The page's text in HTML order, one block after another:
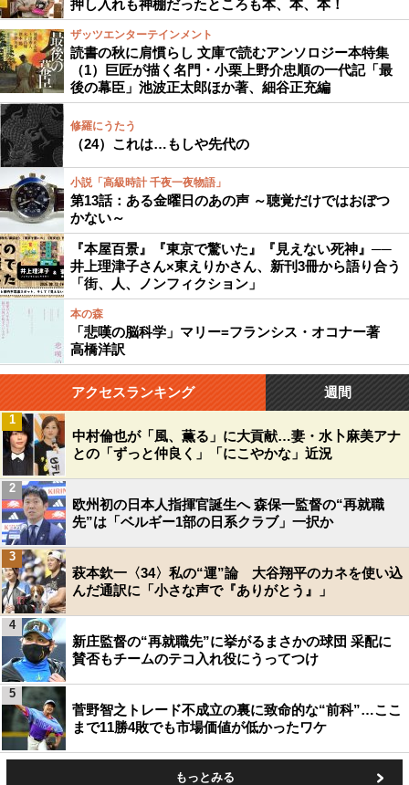
押し入れも神棚だったところも本、本、本！
ザッツエンターテインメント
読書の秋に肩慣らし 文庫で読むアンソロジー本特集
（1）巨匠が描く名門・小栗上野介忠順の一代記「最
後の幕臣」池波正太郎ほか著、細谷正充編
修羅にうたう
（24）これは…もしや先代の
小説「高級時計 千夜一夜物語」
第13話：ある金曜日のあの声 ～聴覚だけではおぼつ
かない～
『本屋百景』『東京で驚いた』『見えない死神』──
井上理津子さん×東えりかさん、新刊3冊から語り合う
「街、人、ノンフィクション」
本の森
「悲嘆の脳科学」マリー=フランシス・オコナー著
高橋洋訳
アクセスランキング 週間
中村倫也が「風、薫る」に大貢献…妻・水卜麻美アナ
との「ずっと仲良く」「にこやかな」近況
1
欧州初の日本人指揮官誕生へ 森保一監督の“再就職
先”は「ベルギー1部の日系クラブ」一択か
2
萩本欽一〈34〉私の“運”論 大谷翔平のカネを使い込
んだ通訳に「小さな声で『ありがとう』」
3
新庄監督の“再就職先”に挙がるまさかの球団 采配に
賛否もチームのテコ入れ役にうってつけ
4
菅野智之トレード不成立の裏に致命的な“前科”…ここ
まで11勝4敗でも市場価値が低かったワケ
5
もっとみる